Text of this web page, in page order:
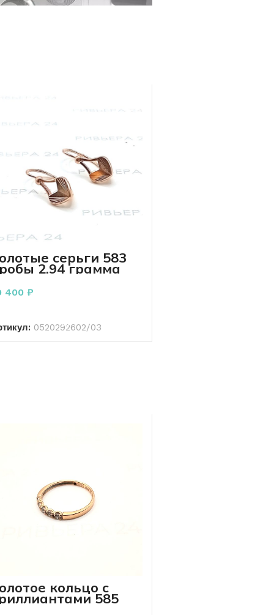
серьги 583
2.94 грамма
400₽
0520292602/03
кольцо с
585
1.46 грамм